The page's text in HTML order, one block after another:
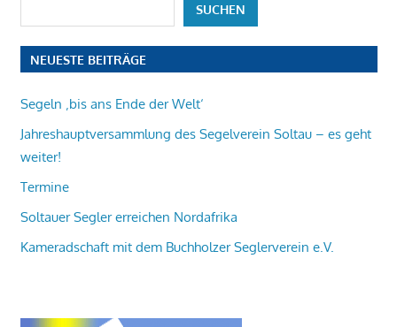
SUCHEN
NEUESTE BEITRÄGE
Segeln ‚bis ans Ende der Welt‘
Jahreshauptversammlung des Segelverein Soltau – es geht
weiter!
Termine
Soltauer Segler erreichen Nordafrika
Kameradschaft mit dem Buchholzer Seglerverein e.V.